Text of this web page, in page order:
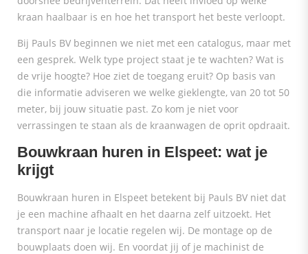
kraan haalbaar is en hoe het transport het beste verloopt.
Bij Pauls BV beginnen we niet met een catalogus, maar met
een gesprek. Welk type project staat je te wachten? Wat is
de vrije hoogte? Hoe ziet de toegang eruit? Op basis van
die informatie adviseren we welke gieklengte, van 20 tot 50
meter, bij jouw situatie past. Zo kom je niet voor
verrassingen te staan als de kraanwagen de oprit opdraait.
Bouwkraan huren in Elspeet: wat je
krijgt
Bouwkraan huren in Elspeet betekent bij Pauls BV niet dat
je een machine afhaalt en het daarna zelf uitzoekt. Het
transport naar je locatie regelen wij. De montage op de
bouwplaats doen wij. En voordat jij of je machinist de